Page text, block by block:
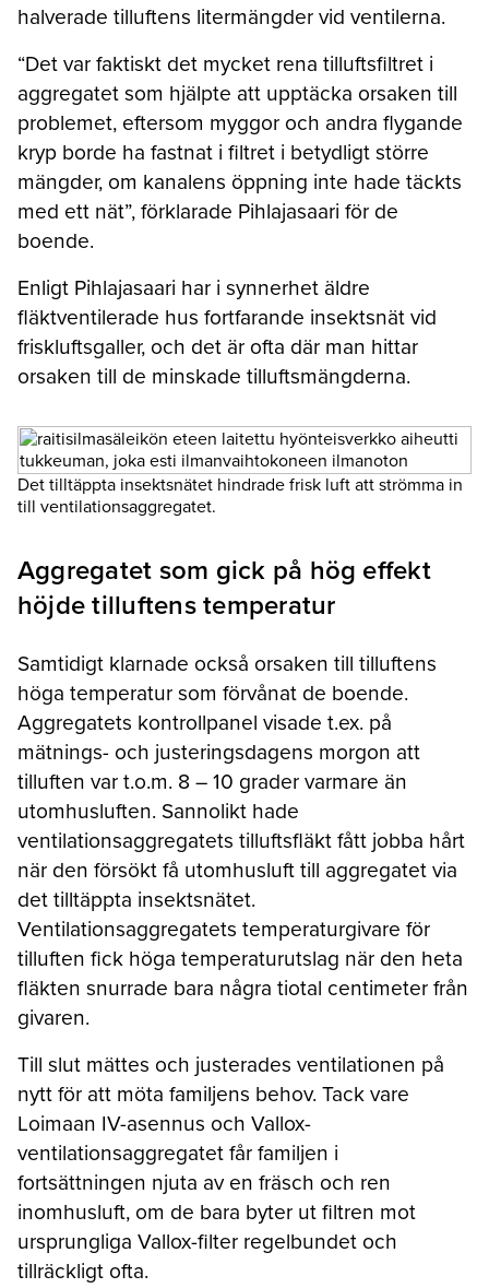
halverade tilluftens litermängder vid ventilerna.
“Det var faktiskt det mycket rena tilluftsfiltret i
aggregatet som hjälpte att upptäcka orsaken till
problemet, eftersom myggor och andra flygande
kryp borde ha fastnat i filtret i betydligt större
mängder, om kanalens öppning inte hade täckts
med ett nät”, förklarade Pihlajasaari för de
boende.
Enligt Pihlajasaari har i synnerhet äldre
fläktventilerade hus fortfarande insektsnät vid
friskluftsgaller, och det är ofta där man hittar
orsaken till de minskade tilluftsmängderna.
Det tilltäppta insektsnätet hindrade frisk luft att strömma in
till ventilationsaggregatet.
Aggregatet som gick på hög effekt
höjde tilluftens temperatur
Samtidigt klarnade också orsaken till tilluftens
höga temperatur som förvånat de boende.
Aggregatets kontrollpanel visade t.ex. på
mätnings- och justeringsdagens morgon att
tilluften var t.o.m. 8 – 10 grader varmare än
utomhusluften. Sannolikt hade
ventilationsaggregatets tilluftsfläkt fått jobba hårt
när den försökt få utomhusluft till aggregatet via
det tilltäppta insektsnätet.
Ventilationsaggregatets temperaturgivare för
tilluften fick höga temperaturutslag när den heta
fläkten snurrade bara några tiotal centimeter från
givaren.
Till slut mättes och justerades ventilationen på
nytt för att möta familjens behov. Tack vare
Loimaan IV-asennus och Vallox-
ventilationsaggregatet får familjen i
fortsättningen njuta av en fräsch och ren
inomhusluft, om de bara byter ut filtren mot
ursprungliga Vallox-filter regelbundet och
tillräckligt ofta.